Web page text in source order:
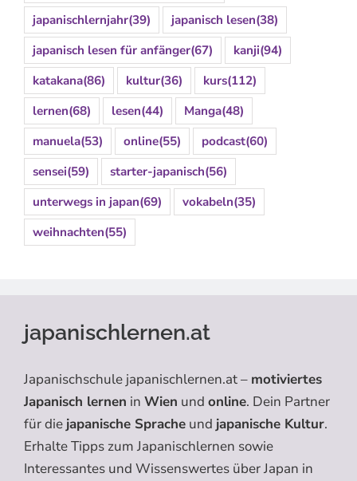
japanischlernjahr(39) japanisch lesen(38)
japanisch lesen für anfänger(67) kanji(94)
katakana(86) kultur(36) kurs(112)
lernen(68) lesen(44) Manga(48)
manuela(53) online(55) podcast(60)
sensei(59) starter-japanisch(56)
unterwegs in japan(69) vokabeln(35)
weihnachten(55)
japanischlernen.at
Japanischschule japanischlernen.at – motiviertes
Japanisch lernen in Wien und online. Dein Partner
für die japanische Sprache und japanische Kultur.
Erhalte Tipps zum Japanischlernen sowie
Interessantes und Wissenswertes über Japan in